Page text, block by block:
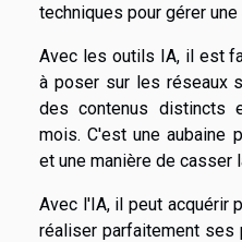
techniques pour gérer
Avec les outils IA, il est
à poser sur les réseaux
des contenus distincts
mois. C'est une aubaine
et une manière de casser
Avec l'IA, il peut acquérir
réaliser parfaitement